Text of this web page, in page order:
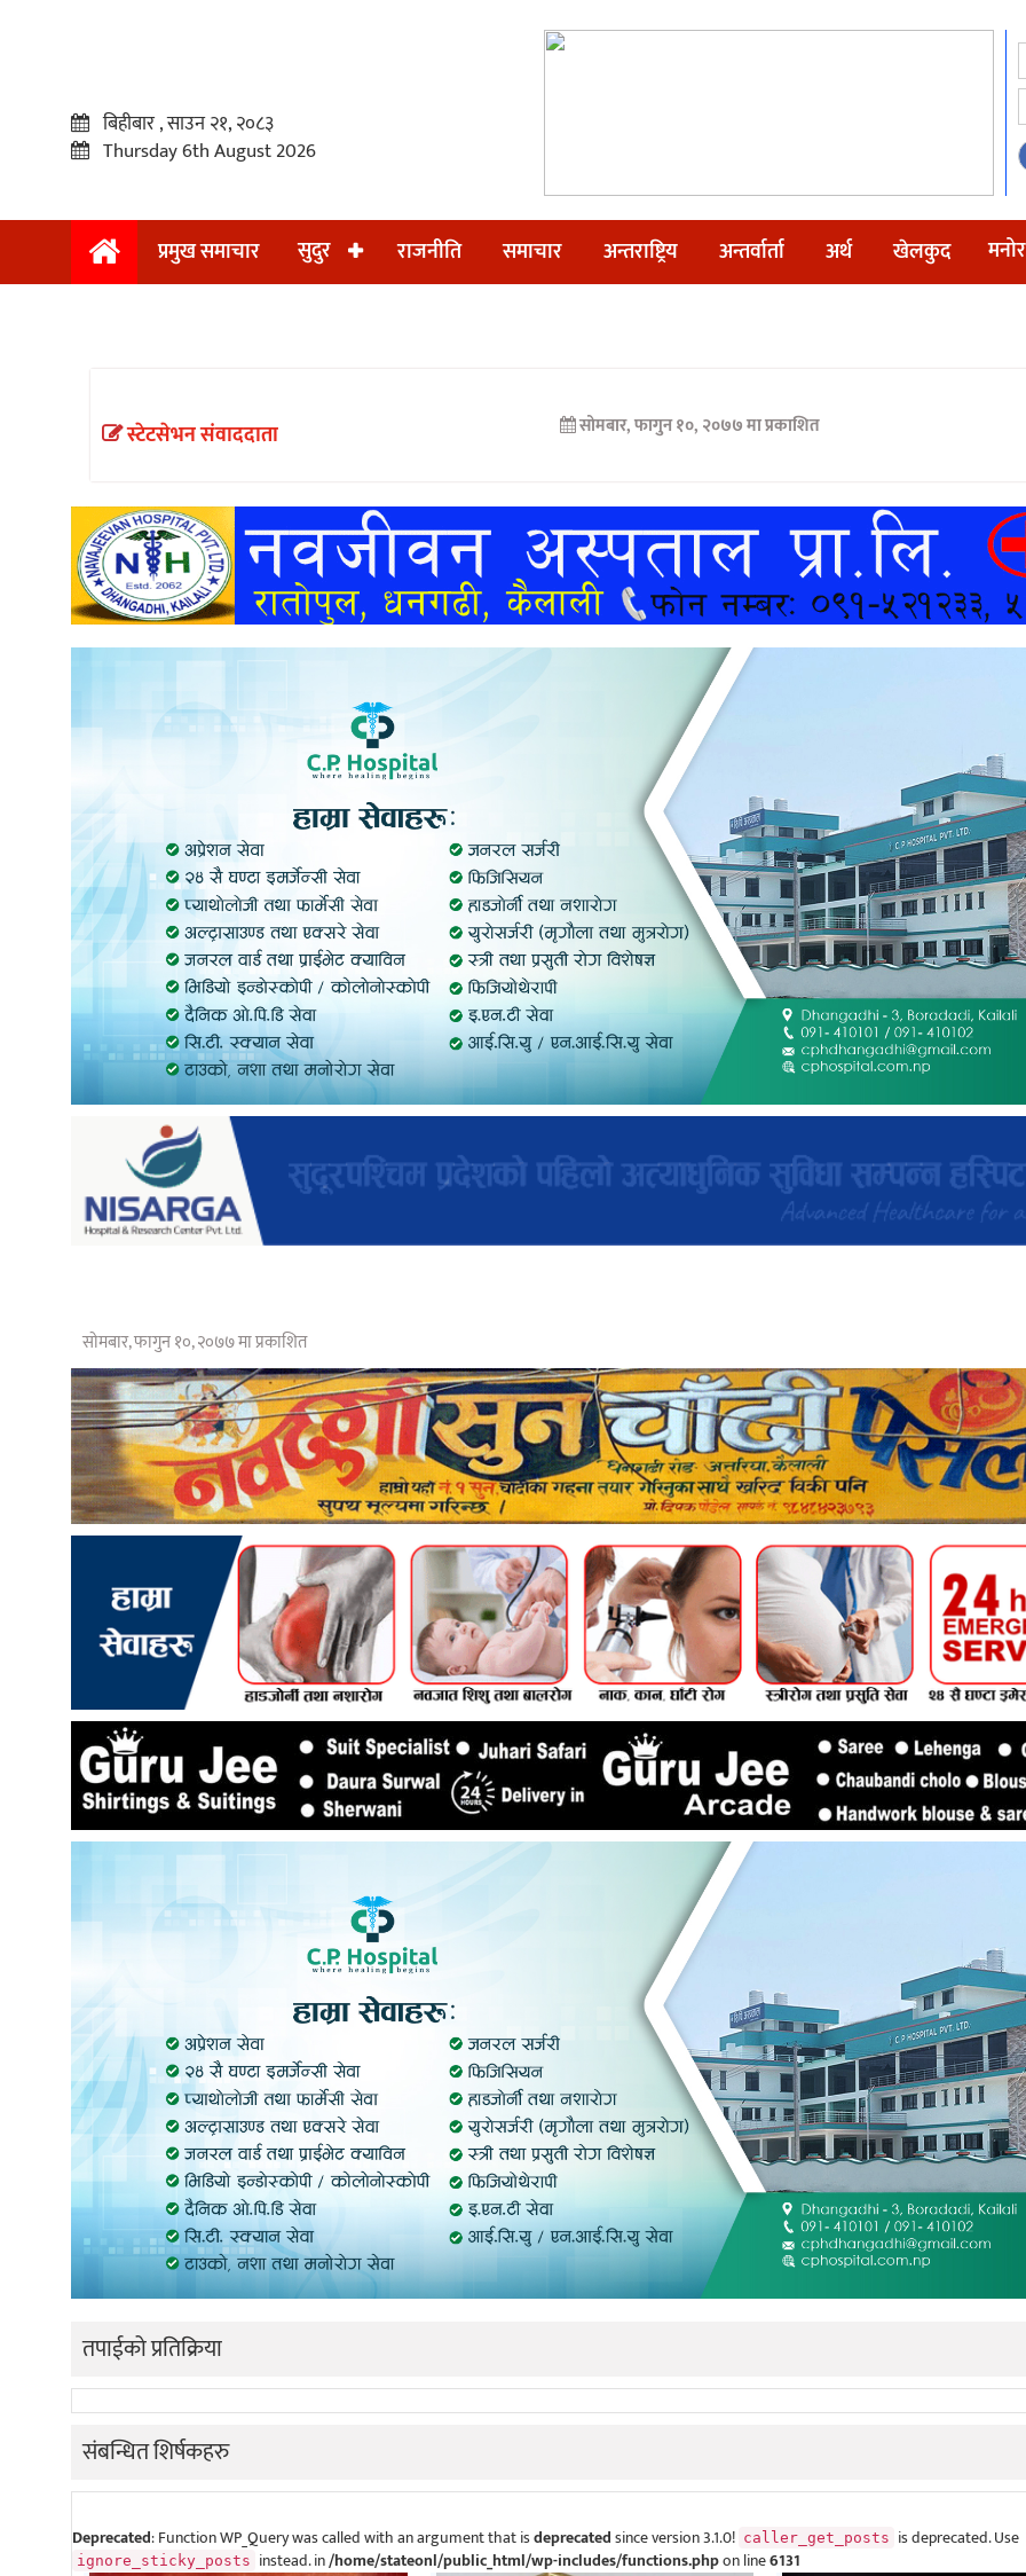
प्रमुख
अन्तराष्ट्रिय
अन्तर्वार्ता
खेलकुद
बिहीबार , साउन २१, २०८३
Thursday 6th August 2026
प्रमुख समाचार सुदुर राजनीति समाचार अन्तराष्ट्रिय अन्तर्वार्ता अर्थ खेलकुद
स्टेटसेभन संवाददाता सोमबार, फागुन १०, २०७७ मा प्रकाशित
सोमबार, फागुन १०, २०७७ मा प्रकाशित
तपाईको प्रतिक्रिया
संबन्धित शिर्षकहरु
Deprecated: Function WP_Query was called with an argument that isdeprecatedsince version 3.1.0! caller_get_posts is deprecated. Use
ignore_sticky_posts instead. in/home/stateonl/public_html/wp-includes/functions.phpon line6131